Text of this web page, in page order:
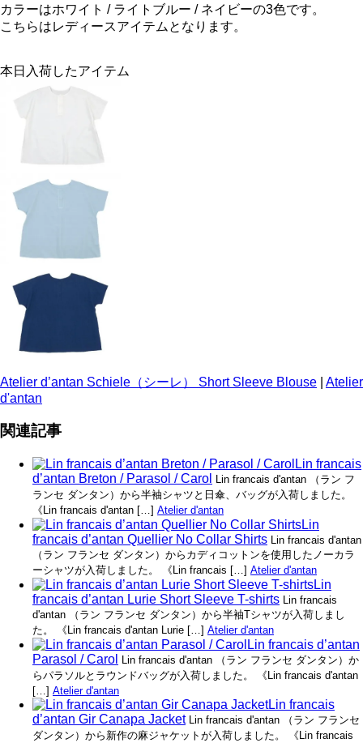
カラーはホワイト / ライトブルー / ネイビーの3色です。
こちらはレディースアイテムとなります。
本日入荷したアイテム
Atelier d’antan Schiele（シーレ） Short Sleeve Blouse
Atelier
d'antan
関連記事
Lin francais
d’antan Breton / Parasol / Carol
Lin francais d'antan （ラン フ
ランセ ダンタン）から半袖シャツと日傘、バッグが入荷しました。
《Lin francais d'antan […] Atelier d'antan
Lin
francais d’antan Quellier No Collar Shirts Lin francais d'antan
（ラン フランセ ダンタン）からカディコットンを使用したノーカラ
ーシャツが入荷しました。 《Lin francais […] Atelier d'antan
Lin
francais d’antan Lurie Short Sleeve T-shirts Lin francais
d'antan （ラン フランセ ダンタン）から半袖Tシャツが入荷しまし
た。 《Lin francais d'antan Lurie […] Atelier d'antan
Lin francais d’antan
Parasol / Carol
Lin francais d'antan （ラン フランセ ダンタン）か
らパラソルとラウンドバッグが入荷しました。 《Lin francais d'antan
[…] Atelier d'antan
Lin francais
d’antan Gir Canapa Jacket Lin francais d'antan （ラン フランセ
ダンタン）から新作の麻ジャケットが入荷しました。 《Lin francais